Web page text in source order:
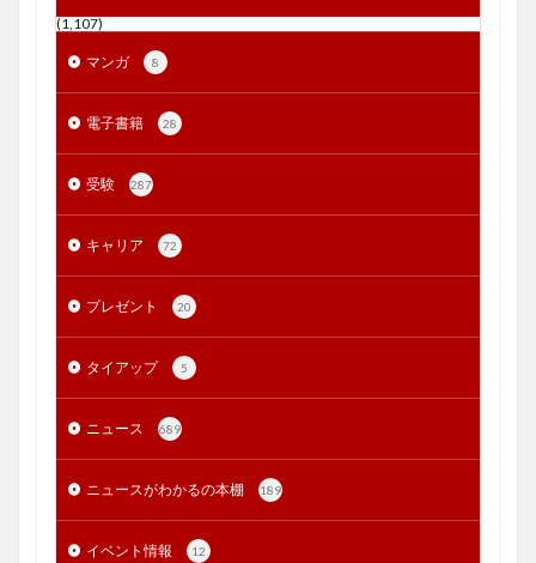
(1,107)
マンガ 8
電子書籍 28
受験 287
キャリア 72
プレゼント 20
タイアップ 5
ニュース 689
ニュースがわかるの本棚 189
イベント情報 12